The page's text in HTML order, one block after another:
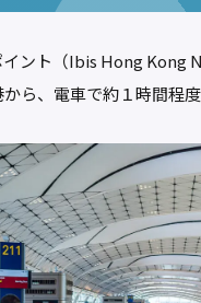
ント（Ibis Hong Kong
ら、電車で約１時間程度